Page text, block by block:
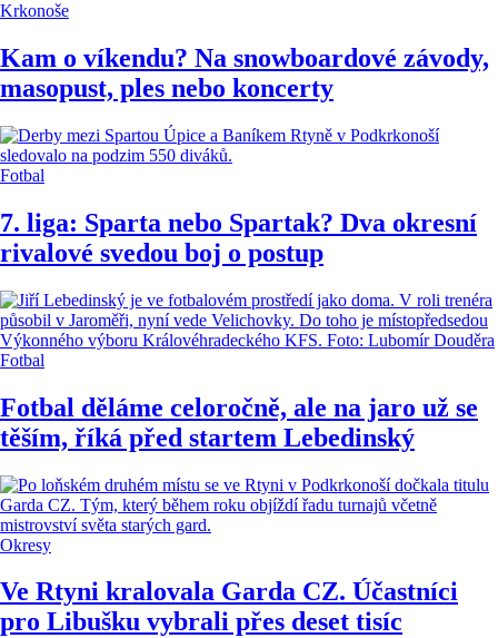
Krkonoše
Kam o víkendu? Na snowboardové závody,
masopust, ples nebo koncerty
Fotbal
7. liga: Sparta nebo Spartak? Dva okresní
rivalové svedou boj o postup
Fotbal
Fotbal děláme celoročně, ale na jaro už se
těším, říká před startem Lebedinský
Okresy
Ve Rtyni kralovala Garda CZ. Účastníci
pro Libušku vybrali přes deset tisíc